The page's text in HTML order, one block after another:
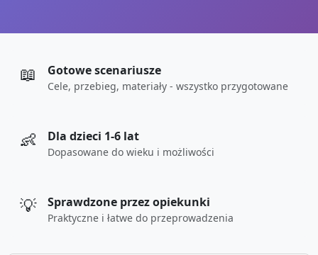
📖 Gotowe scenariusze
Cele, przebieg, materiały - wszystko przygotowane
👶 Dla dzieci 1-6 lat
Dopasowane do wieku i możliwości
💡 Sprawdzone przez opiekunki
Praktyczne i łatwe do przeprowadzenia